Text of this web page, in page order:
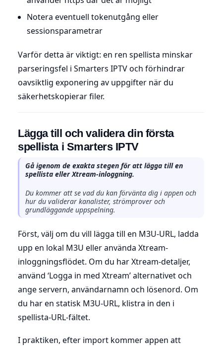
Notera eventuell tokenutgång eller
sessionsparametrar
Varför detta är viktigt: en ren spellista minskar
parseringsfel i Smarters IPTV och förhindrar
oavsiktlig exponering av uppgifter när du
säkerhetskopierar filer.
Lägga till och validera din första
spellista i Smarters IPTV
Gå igenom de exakta stegen för att lägga till en
spellista eller Xtream-inloggning.
Du kommer att se vad du kan förvänta dig i appen och
hur du validerar kanalister, strömprover och
grundläggande uppspelning.
Först, välj om du vill lägga till en M3U-URL, ladda
upp en lokal M3U eller använda Xtream-
inloggningsflödet. Om du har Xtream-detaljer,
använd ‘Logga in med Xtream’ alternativet och
ange servern, användarnamn och lösenord. Om
du har en statisk M3U-URL, klistra in den i
spellista-URL-fältet.
I praktiken, efter import kommer appen att